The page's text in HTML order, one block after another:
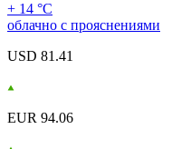
+ 14 °С
облачно с прояснениями
USD 81.41
EUR 94.06